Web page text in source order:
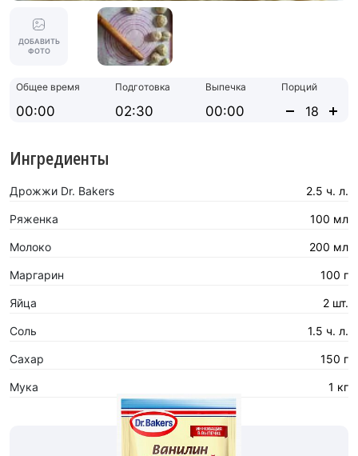
ДОБАВИТЬ
ФОТО
Общее время
00:00
Подготовка
02:30
Выпечка
00:00
Порций
Ингредиенты
Дрожжи Dr. Bakers 2.5 ч. л.
Ряженка 100 мл
Молоко 200 мл
Маргарин 100 г
Яйца 2 шт.
Соль 1.5 ч. л.
Сахар 150 г
Мука 1 кг